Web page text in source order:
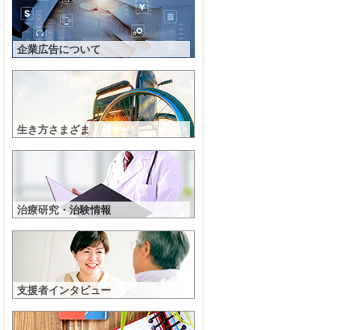
企業広告について
生き方さまざま
治療研究・治験情報
支援者インタビュー